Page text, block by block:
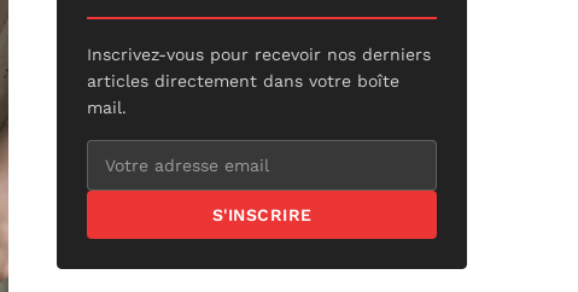
Inscrivez-vous pour recevoir nos derniers
articles directement dans votre boîte
mail.
S'INSCRIRE